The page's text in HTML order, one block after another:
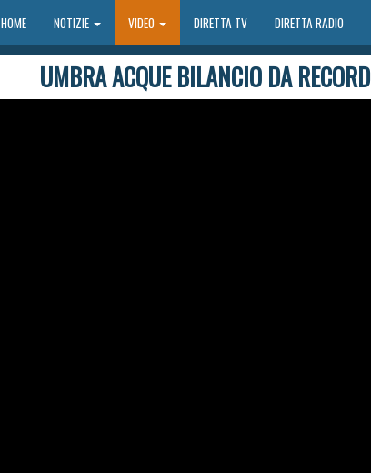
HOMEHOME NOTIZIE VIDEO DIRETTA TV DIRETTA RADIO
UMBRA ACQUE BILANCIO DA RECORD